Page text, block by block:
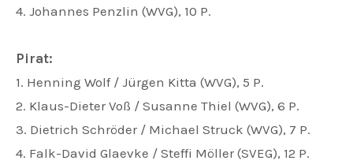
4. Johannes Penzlin (WVG), 10 P.
Pirat:
1. Henning Wolf / Jürgen Kitta (WVG), 5 P.
2. Klaus-Dieter Voß / Susanne Thiel (WVG), 6 P.
3. Dietrich Schröder / Michael Struck (WVG), 7 P.
4. Falk-David Glaevke / Steffi Möller (SVEG), 12 P.